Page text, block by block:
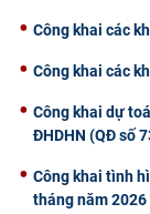
Công khai các
Công khai các
Công khai dự
ĐHDHN (QĐ số
Công khai tình
tháng năm 2026